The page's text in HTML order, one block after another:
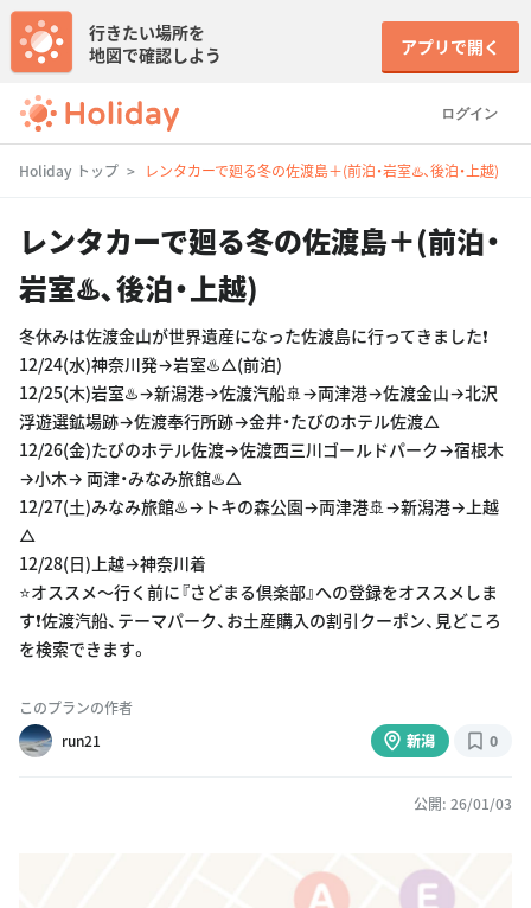
ログイン
行きたい場所を
地図で確認しよう
アプリで開く
Holiday トップ レンタカーで廻る冬の佐渡島＋(前泊・岩室♨️、後泊・上越)
レンタカーで廻る冬の佐渡島＋(前泊・
岩室♨️、後泊・上越)
冬休みは佐渡金山が世界遺産になった佐渡島に行ってきました❗️
12/24(水)神奈川発→岩室♨️△(前泊)
12/25(木)岩室♨️→新潟港→佐渡汽船🚢→両津港→佐渡金山→北沢
浮遊選鉱場跡→佐渡奉行所跡→金井・たびのホテル佐渡△
12/26(金)たびのホテル佐渡→佐渡西三川ゴールドパーク→宿根木
→小木→ 両津・みなみ旅館♨️△
12/27(土)みなみ旅館♨️→トキの森公園→両津港🚢→新潟港→上越
△
12/28(日)上越→神奈川着
⭐️オススメ〜行く前に『さどまる倶楽部』への登録をオススメしま
す❗️佐渡汽船、テーマパーク、お土産購入の割引クーポン、見どころ
を検索できます。
このプランの作者
run21
新潟 0
公開: 26/01/03